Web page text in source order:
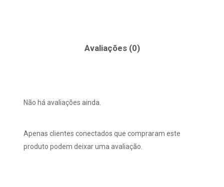
Avaliações (0)
Não há avaliações ainda.
Apenas clientes conectados que compraram este
produto podem deixar uma avaliação.